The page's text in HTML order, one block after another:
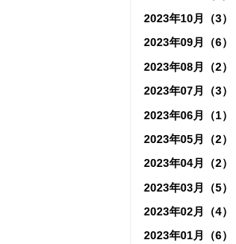
2023年10月（3）
2023年09月（6）
2023年08月（2）
2023年07月（3）
2023年06月（1）
2023年05月（2）
2023年04月（2）
2023年03月（5）
2023年02月（4）
2023年01月（6）